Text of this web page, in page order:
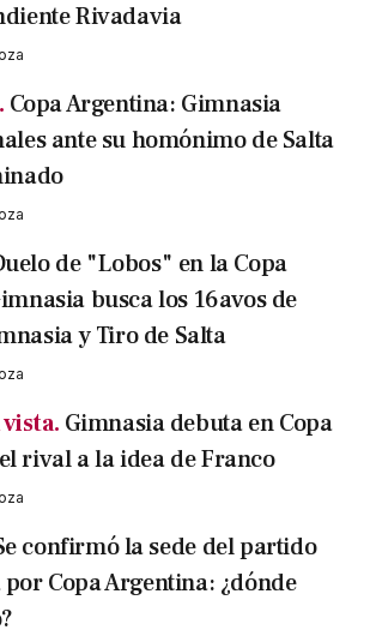
Rivadavia
Copa Argentina: Gimnasia
ante su homónimo de Salta
de "Lobos" en la Copa
busca los 16avos de
y Tiro de Salta
Gimnasia debuta en Copa
rival a la idea de Franco
confirmó la sede del partido
Copa Argentina: ¿dónde